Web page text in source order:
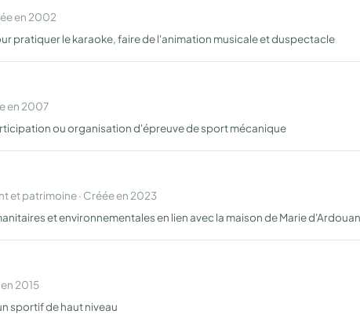
en 2002
pratiquer le karaoke, faire de l'animation musicale et duspectacle
en 2007
ou organisation d'épreuve de sport mécanique
et patrimoine · Créée en 2023
et environnementales en lien avec la maison de Marie
2015
sportif de haut niveau